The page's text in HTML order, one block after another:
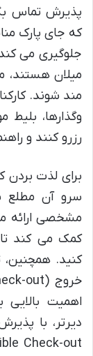
پذیرش تماس
که جای پارک
جلوگیری می
میلان هستند،
مند شوند.
وگذارها، بلیط
رزرو کنند و
برای لذت بردن
سرو آن مطلع
مشخصی ارائه
کمک می کند تا
اهمیت
دیرتر، با